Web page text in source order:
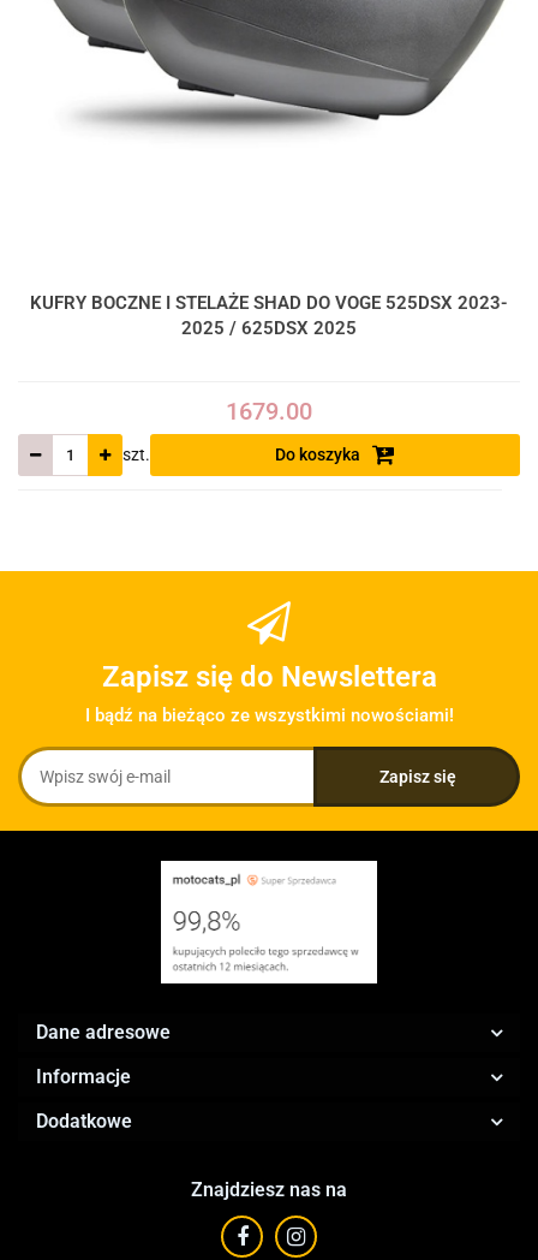
KUFRY BOCZNE I STELAŻE SHAD DO VOGE 525DSX 2023-
2025 / 625DSX 2025
1679.00
szt. Do koszyka
Zapisz się do Newslettera
I bądź na bieżąco ze wszystkimi nowościami!
Dane adresowe
Informacje
Dodatkowe
Znajdziesz nas na